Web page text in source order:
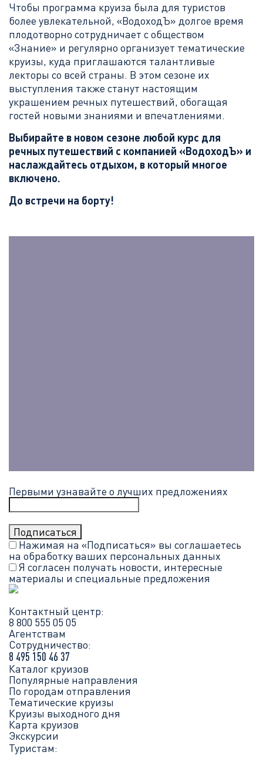
Чтобы программа круиза была для туристов
более увлекательной, «ВодоходЪ» долгое время
плодотворно сотрудничает с обществом
«Знание» и регулярно организует тематические
круизы, куда приглашаются талантливые
лекторы со всей страны. В этом сезоне их
выступления также станут настоящим
украшением речных путешествий, обогащая
гостей новыми знаниями и впечатлениями.
Выбирайте в новом сезоне любой курс для
речных путешествий с компанией «ВодоходЪ» и
наслаждайтесь отдыхом, в который многое
включено.
До встречи на борту!
Первыми узнавайте о лучших предложениях
Нажимая на «Подписаться» вы соглашаетесь
на обработку ваших персональных данных
Я согласен получать новости, интересные
материалы и специальные предложения
Контактный центр:
8 800 555 05 05
Агентствам
Сотрудничество:
8 495 150 46 37
Каталог круизов
Популярные направления
По городам отправления
Тематические круизы
Круизы выходного дня
Карта круизов
Экскурсии
Туристам: